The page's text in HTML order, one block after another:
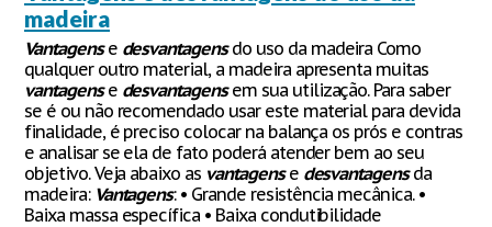
madeira
Vantagense desvantagensdo uso da madeira Como
qualquer outro material, a madeira apresenta muitas
vantagense desvantagensem sua utilização. Para saber
se é ou não recomendado usar este material para devida
finalidade, é preciso colocar na balança os prós e contras
e analisar se ela de fato poderá atender bem ao seu
objetivo. Veja abaixo as vantagense desvantagensda
madeira: Vantagens: • Grande resistência mecânica. •
Baixa massa específica • Baixa condutibilidade